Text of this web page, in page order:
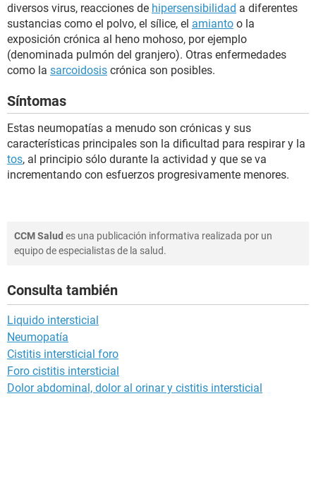
diversos virus, reacciones de hipersensibilidad a diferentes
sustancias como el polvo, el sílice, el amianto o la
exposición crónica al heno mohoso, por ejemplo
(denominada pulmón del granjero). Otras enfermedades
como la sarcoidosis crónica son posibles.
Síntomas
Estas neumopatías a menudo son crónicas y sus
características principales son la dificultad para respirar y la
tos, al principio sólo durante la actividad y que se va
incrementando con esfuerzos progresivamente menores.
CCM Salud es una publicación informativa realizada por un
equipo de especialistas de la salud.
Consulta también
Liquido intersticial
Neumopatía
Cistitis intersticial foro
Foro cistitis intersticial
Dolor abdominal, dolor al orinar y cistitis intersticial